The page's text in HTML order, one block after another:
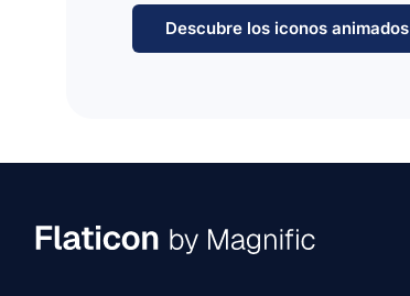
Descubre los iconos animados